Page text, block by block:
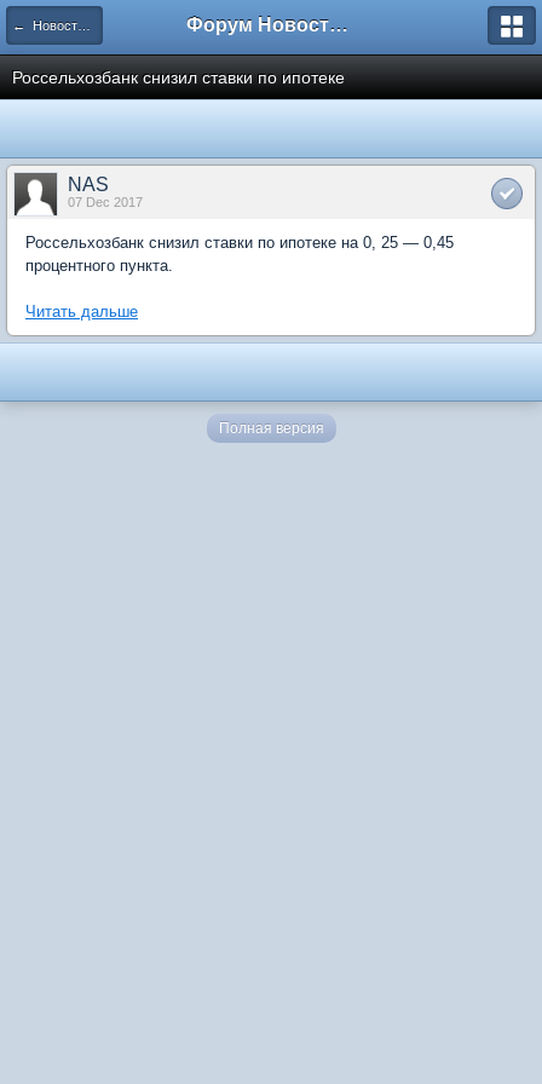
← Новости рынка недвижимости Форум Новостройки
Россельхозбанк снизил ставки по ипотеке
NAS
07 Dec 2017
Россельхозбанк снизил ставки по ипотеке на 0, 25 — 0,45
процентного пункта.
Читать дальше
Полная версия